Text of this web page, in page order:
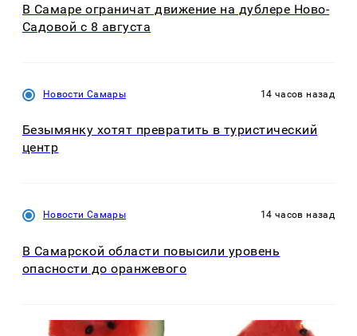
В Самаре ограничат движение на дублере Ново-
Садовой с 8 августа
Новости Самары 14 часов назад
Безымянку хотят превратить в туристический
центр
Новости Самары 14 часов назад
В Самарской области повысили уровень
опасности до оранжевого